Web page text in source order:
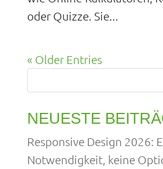
oder Quizze. Sie...
« Older Entries
NEUESTE
Responsive Design 2026:
Notwendigkeit, keine